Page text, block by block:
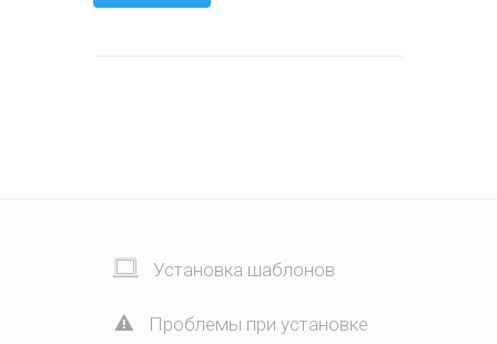
Установка шаблонов
Проблемы при установке